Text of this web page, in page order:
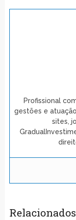
Profissional
gestões e
sites,
Relacionados